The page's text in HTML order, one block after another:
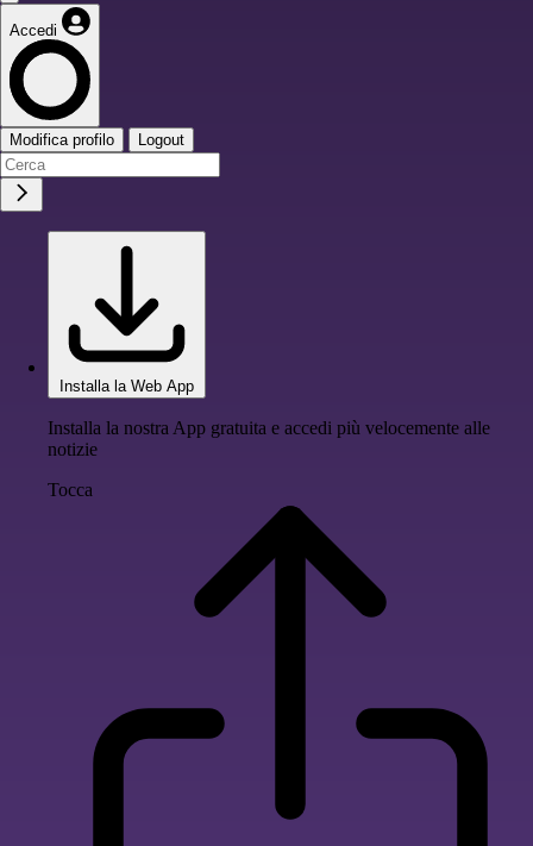
Accedi
Modifica profilo Logout
Installa la Web App
Installa la nostra App gratuita e accedi più velocemente alle
notizie
Tocca